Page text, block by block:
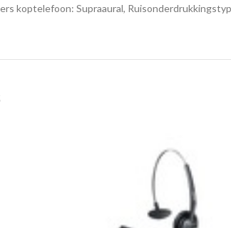
koptelefoon: Supraaural,